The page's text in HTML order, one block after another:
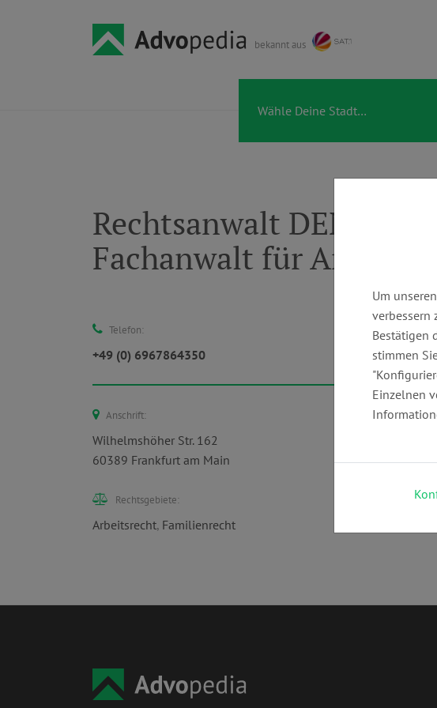
bekannt aus
Rechtsanwalt DENNIS
Fachanwalt für
Telefon:
+49 (0) 6967864350
E-
Anschrift:
Wilhelmshöher Str. 162
60389 Frankfurt am Main
Rechtsgebiete:
Arbeitsrecht, Familienrecht
Um
verbessern
Bestätigen
stimmen
Einzelnen